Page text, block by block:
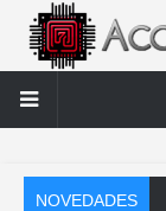
NOVEDADES